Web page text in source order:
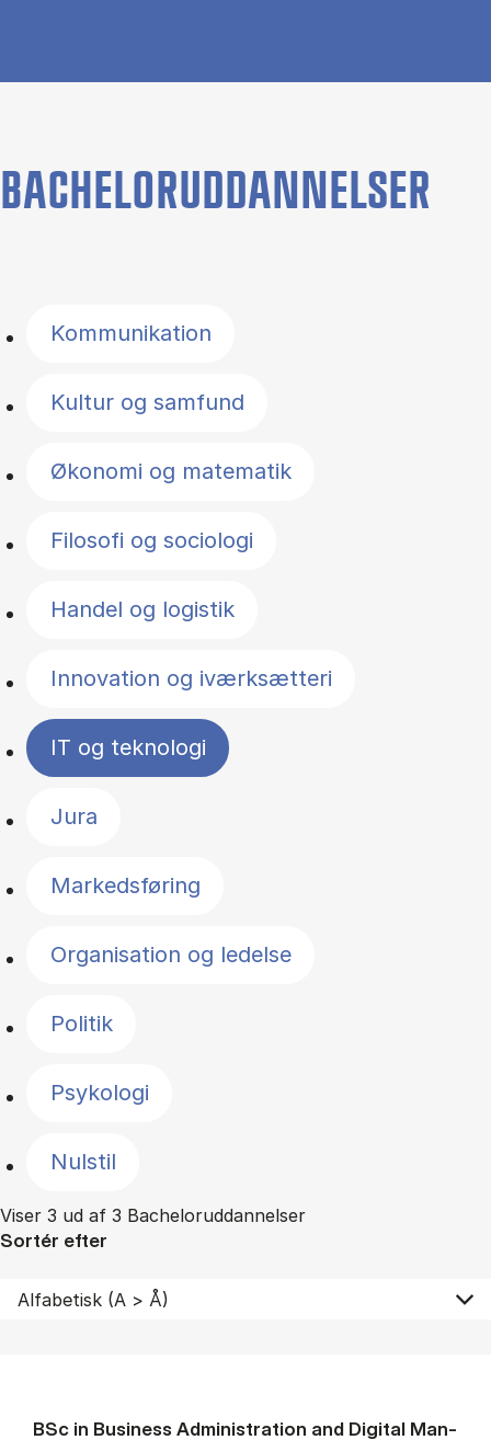
BACHELORUDDANNELSER
Kommunikation
Kultur og samfund
Økonomi og matematik
Filosofi og sociologi
Handel og logistik
Innovation og iværksætteri
IT og teknologi
Jura
Markedsføring
Organisation og ledelse
Politik
Psykologi
Nulstil
Viser 3 ud af 3 Bacheloruddannelser
Sortér efter
BSc in Busi­ness Ad­min­is­tra­tion and Di­git­al Man­